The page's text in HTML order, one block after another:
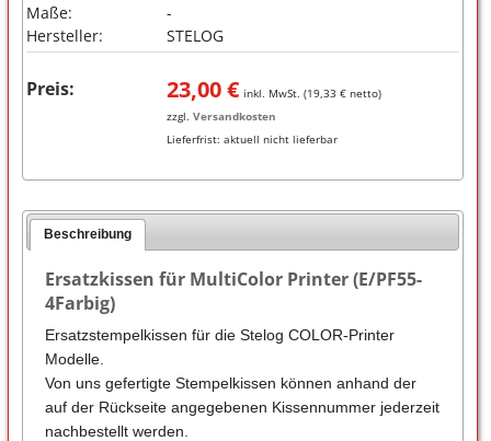
Maße:
-
Hersteller:
STELOG
Preis: 23,00€ inkl. MwSt. (19,33 € netto)
zzgl. Versandkosten
Lieferfrist: aktuell nicht lieferbar
Beschreibung
Ersatzkissen für MultiColor Printer (E/PF55-
4Farbig)
Ersatzstempelkissen für die Stelog COLOR-Printer
Modelle.
Von uns gefertigte Stempelkissen können anhand der
auf der Rückseite angegebenen Kissennummer jederzeit
nachbestellt werden.